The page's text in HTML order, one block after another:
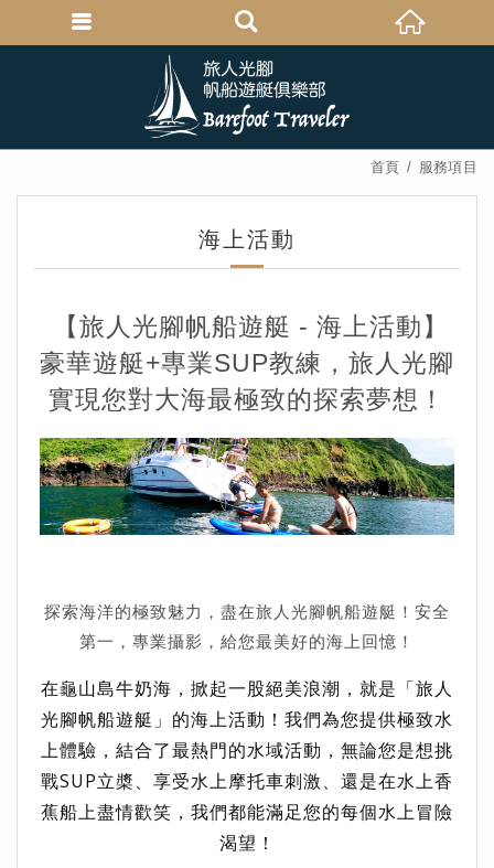
首頁 服務項目
海上活動
【旅人光腳帆船遊艇 - 海上活動】
豪華遊艇+專業SUP教練，旅人光腳
實現您對大海最極致的探索夢想！
探索海洋的極致魅力，盡在旅人光腳帆船遊艇！安全
第一，專業攝影，給您最美好的海上回憶！
在龜山島牛奶海，掀起一股絕美浪潮，就是「旅人
光腳帆船遊艇」的海上活動！我們為您提供極致水
上體驗，結合了最熱門的水域活動，無論您是想挑
戰SUP立槳、享受水上摩托車刺激、還是在水上香
蕉船上盡情歡笑，我們都能滿足您的每個水上冒險
渴望！